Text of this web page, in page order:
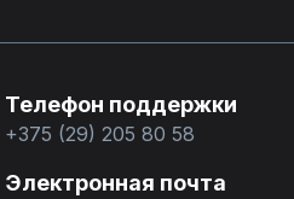
Телефон поддержки
+375 (29) 205 80 58
Электронная почта